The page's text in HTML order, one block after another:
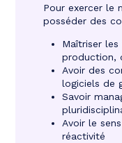
Pour exercer le
posséder des
Maîtriser
production,
Avoir des
logiciels de
Savoir
Avoir le
réactivité